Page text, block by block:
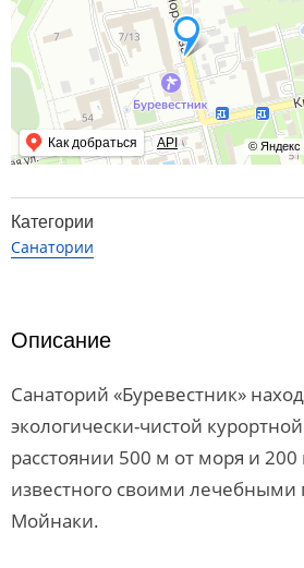
© Яндекс
Как добраться API
Категории
Санатории
Описание
Санаторий «Буревестник»
экологически-чистой
расстоянии 500 м от моря и
известного своими лечебными
Мойнаки.